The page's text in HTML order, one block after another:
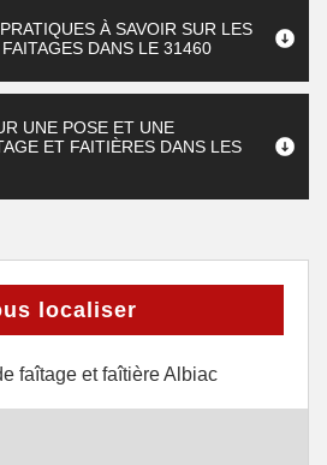
À SAVOIR SUR LES
DANS LE 31460
UNE POSE ET UNE
ET FAITIÈRES DANS LES
localiser
faîtage et faîtière Albiac